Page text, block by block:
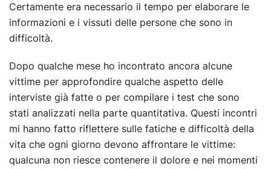
Certamente era necessario il tempo per elaborare le
informazioni e i vissuti delle persone che sono in
difficoltà.
Dopo qualche mese ho incontrato ancora alcune
vittime per approfondire qualche aspetto delle
interviste già fatte o per compilare i test che sono
stati analizzati nella parte quantitativa. Questi incontri
mi hanno fatto riflettere sulle fatiche e difficoltà della
vita che ogni giorno devono affrontare le vittime:
qualcuna non riesce contenere il dolore e nei momenti